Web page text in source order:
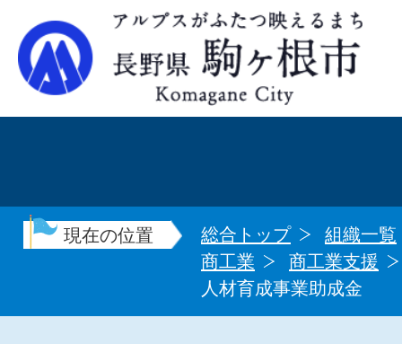
現在の位置 総合トップ
組織一覧
商工業
商工業支援
人材育成事業助成金